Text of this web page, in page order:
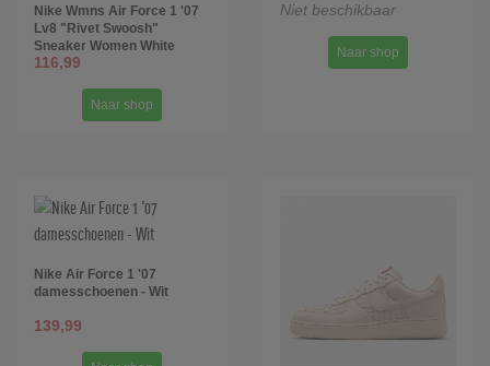
Nike Wmns Air Force 1 '07
Lv8 "Rivet Swoosh"
Sneaker Women White
116,99
Naar shop
Niet beschikbaar
Naar shop
Nike Air Force 1 '07
damesschoenen - Wit
139,99